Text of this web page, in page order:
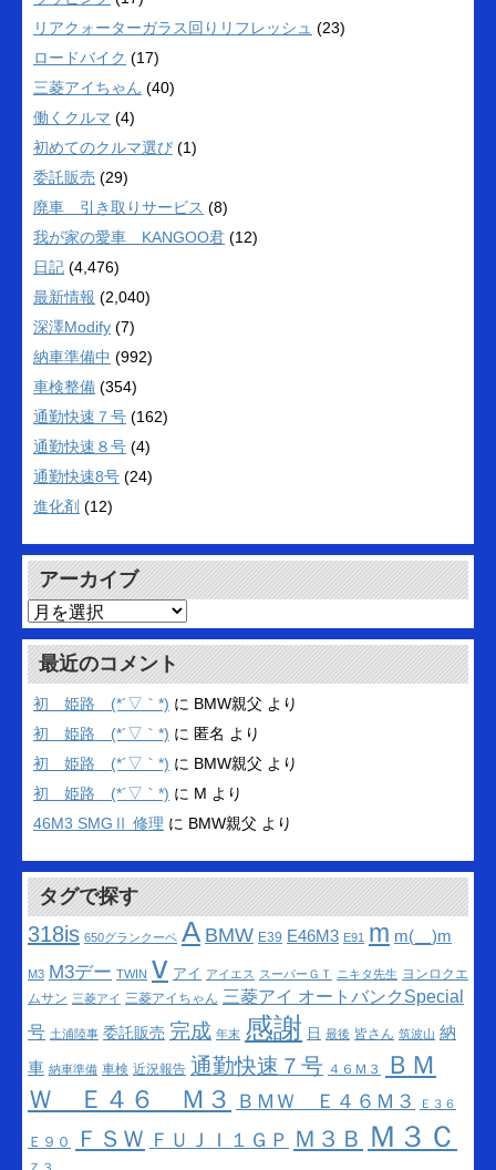
リアクォーターガラス回りリフレッシュ (23)
ロードバイク (17)
三菱アイちゃん (40)
働くクルマ (4)
初めてのクルマ選び (1)
委託販売 (29)
廃車 引き取りサービス (8)
我が家の愛車 KANGOO君 (12)
日記 (4,476)
最新情報 (2,040)
深澤Modify (7)
納車準備中 (992)
車検整備 (354)
通勤快速７号 (162)
通勤快速８号 (4)
通勤快速8号 (24)
進化剤 (12)
アーカイブ
ア
ー
カ
イ
ブ
最近のコメント
初 姫路 (*´▽｀*) に BMW親父 より
初 姫路 (*´▽｀*) に 匿名 より
初 姫路 (*´▽｀*) に BMW親父 より
初 姫路 (*´▽｀*) に M より
46M3 SMGⅡ 修理 に BMW親父 より
タグで探す
318is 650グランクーペ A BMW E39 E46M3 E91 m m(__)m
M3 M3デー TWIN v アイ アイエス スーパーＧＴ ニキタ先生 ヨンロクエ
ムサン 三菱アイ 三菱アイちゃん 三菱アイ オートバンクSpecial
号 土浦陸事 委託販売 完成 年末 感謝 日 最後 皆さん 筑波山 納
車 納車準備 車検 近況報告 通勤快速７号 ４６Ｍ３
ＢＭ
Ｗ Ｅ４６ Ｍ３
ＢＭＷ Ｅ４６Ｍ３ Ｅ３６
Ｅ９０ ＦＳＷ ＦＵＪＩ１ＧＰ Ｍ３Ｂ Ｍ３Ｃ